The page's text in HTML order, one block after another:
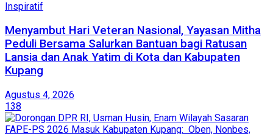
Inspiratif
​Menyambut Hari Veteran Nasional, Yayasan Mitha
Peduli Bersama Salurkan Bantuan bagi Ratusan
Lansia dan Anak Yatim di Kota dan Kabupaten
Kupang
Agustus 4, 2026
138